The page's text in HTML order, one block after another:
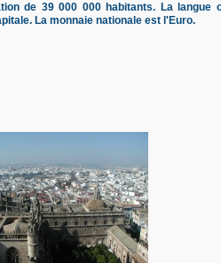
de 39 000 000 habitants. La langue
La monnaie nationale est l'Euro.